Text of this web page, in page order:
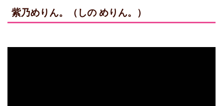
紫乃めりん。（しの めりん。）